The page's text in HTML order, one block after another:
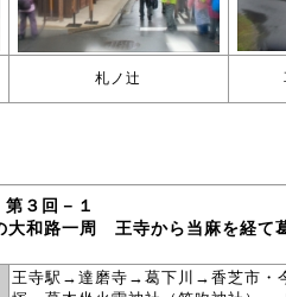
札ノ辻
３回－１
王寺から当麻を経て葛
王寺駅→達磨寺→葛下川→香芝市・